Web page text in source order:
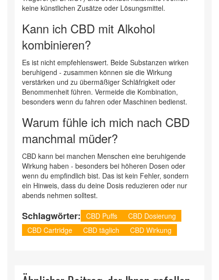
keine künstlichen Zusätze oder Lösungsmittel.
Kann ich CBD mit Alkohol
kombinieren?
Es ist nicht empfehlenswert. Beide Substanzen wirken
beruhigend - zusammen können sie die Wirkung
verstärken und zu übermäßiger Schläfrigkeit oder
Benommenheit führen. Vermeide die Kombination,
besonders wenn du fahren oder Maschinen bedienst.
Warum fühle ich mich nach CBD
manchmal müder?
CBD kann bei manchen Menschen eine beruhigende
Wirkung haben - besonders bei höheren Dosen oder
wenn du empfindlich bist. Das ist kein Fehler, sondern
ein Hinweis, dass du deine Dosis reduzieren oder nur
abends nehmen solltest.
Schlagwörter: CBD Puffs
CBD Dosierung
CBD Cartridge
CBD täglich CBD Wirkung